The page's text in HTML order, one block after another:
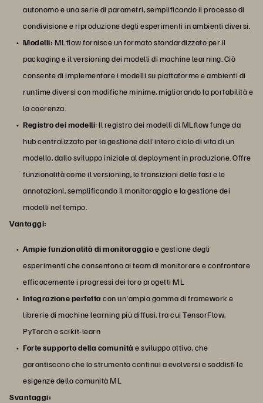
autonomo e una serie di parametri, semplificando il processo di
condivisione e riproduzione degli esperimenti in ambienti diversi.
Modelli: MLflow fornisce un formato standardizzato per il
packaging e il versioning dei modelli di machine learning. Ciò
consente di implementare i modelli su piattaforme e ambienti di
runtime diversi con modifiche minime, migliorando la portabilità e
la coerenza.
Registro dei modelli: Il registro dei modelli di MLflow funge da
hub centralizzato per la gestione dell'intero ciclo di vita di un
modello, dallo sviluppo iniziale al deployment in produzione. Offre
funzionalità come il versioning, le transizioni delle fasi e le
annotazioni, semplificando il monitoraggio e la gestione dei
modelli nel tempo.
Vantaggi:
Ampie funzionalità di monitoraggioe gestione degli
esperimenti che consentono ai team di monitorare e confrontare
efficacemente i progressi dei loro progetti ML
Integrazione perfetta con un'ampia gamma di framework e
librerie di machine learning più diffusi, tra cui TensorFlow,
PyTorch e scikit-learn
Forte supporto della comunità e sviluppo attivo, che
garantiscono che lo strumento continui a evolversi e soddisfi le
esigenze della comunità ML
Svantaggi: